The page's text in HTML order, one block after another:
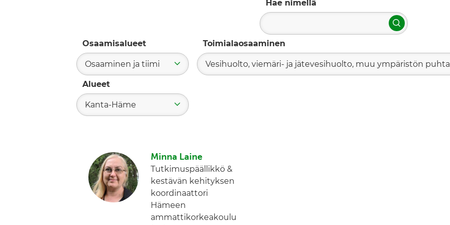
Hae nimellä
Hae
Osaamisalueet
Osaaminen ja tiimi
Toimialaosaaminen
Vesihuolto, viemäri- ja jätevesihuolto, muu ympäristön
Alueet
Kanta-Häme
Minna Laine
Tutkimuspäällikkö &
kestävän kehityksen
koordinaattori
Hämeen
ammattikorkeakoulu